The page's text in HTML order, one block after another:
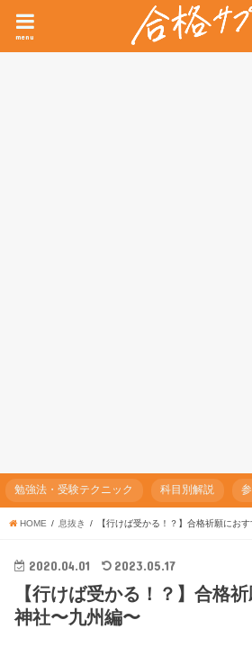
menu
勉強法・受験テクニック 科目別解説
HOME 息抜き 【行けば受かる！？】合格祈願にお
2020.04.01 2023.05.17
【行けば受かる！？】合格
神社〜九州編〜